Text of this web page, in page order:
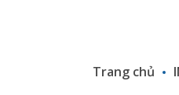
Trang chủ